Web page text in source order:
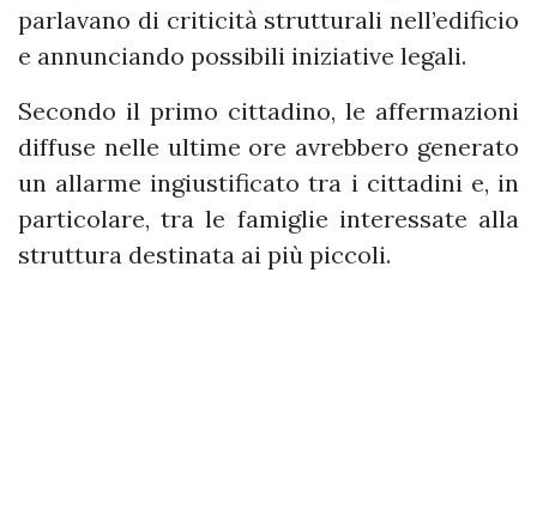
parlavano di criticità strutturali nell’edificio
e annunciando possibili iniziative legali.
Secondo il primo cittadino, le affermazioni
diffuse nelle ultime ore avrebbero generato
un allarme ingiustificato tra i cittadini e, in
particolare, tra le famiglie interessate alla
struttura destinata ai più piccoli.